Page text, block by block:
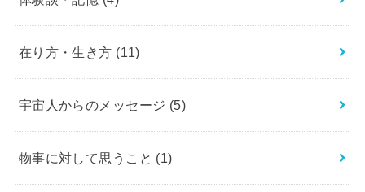
在り方・生き方 (11)
宇宙人からのメッセージ (5)
物事に対して思うこと (1)